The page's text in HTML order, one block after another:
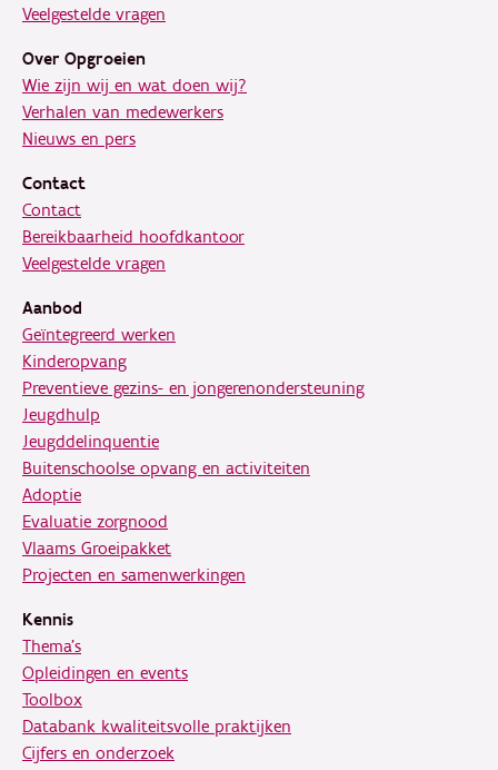
Veelgestelde vragen
Over Opgroeien
Wie zijn wij en wat doen wij?
Verhalen van medewerkers
Nieuws en pers
Contact
Contact
Bereikbaarheid hoofdkantoor
Veelgestelde vragen
Aanbod
Geïntegreerd werken
Kinderopvang
Preventieve gezins- en jongerenondersteuning
Jeugdhulp
Jeugddelinquentie
Buitenschoolse opvang en activiteiten
Adoptie
Evaluatie zorgnood
Vlaams Groeipakket
Projecten en samenwerkingen
Kennis
Thema's
Opleidingen en events
Toolbox
Databank kwaliteitsvolle praktijken
Cijfers en onderzoek